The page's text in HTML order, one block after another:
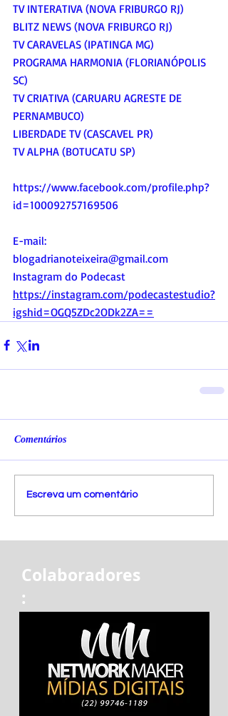
TV INTERATIVA (NOVA FRIBURGO RJ)
BLITZ NEWS (NOVA FRIBURGO RJ)
TV CARAVELAS (IPATINGA MG)
PROGRAMA HARMONIA (FLORIANÓPOLIS
SC)
TV CRIATIVA (CARUARU AGRESTE DE
PERNAMBUCO)
LIBERDADE TV (CASCAVEL PR)
TV ALPHA (BOTUCATU SP)
https://www.facebook.com/profile.php?
id=100092757169506
E-mail:
blogadrianoteixeira@gmail.com
Instagram do Podecast
https://instagram.com/podecastestudio?
igshid=OGQ5ZDc2ODk2ZA==
Comentários
Escreva um comentário
Colaboradores
: